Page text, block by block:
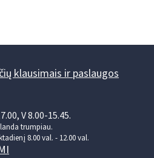
klausimais ir paslaugos
V 8.00-15.45.
trumpiau.
8.00 val. - 12.00 val.